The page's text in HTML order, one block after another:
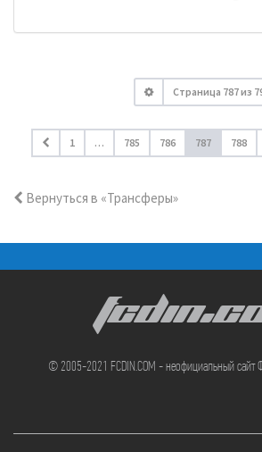
Страница 787из
1 … 785 786 787 788
Вернуться в «Трансферы»
© 2005-2021 FCDIN.COM - неофициальный